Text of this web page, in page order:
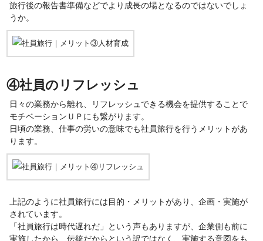
旅行後の報告書準備などでより成長の場となるのではないでしょ
うか。
④社員のリフレッシュ
日々の業務から離れ、リフレッシュできる機会を提供することで
モチベーションＵＰにも繋がります。
日頃の業務、仕事の労いの意味でも社員旅行を行うメリットがあ
ります。
上記のように社員旅行には目的・メリットがあり、企画・実施が
されています。
「社員旅行は時代遅れだ」という声もありますが、企業側も前に
実施したから、伝統だからという訳ではなく、実施する意図をも